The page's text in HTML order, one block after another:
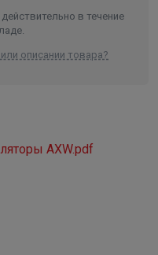
в течение
описании товара?
AXW.pdf